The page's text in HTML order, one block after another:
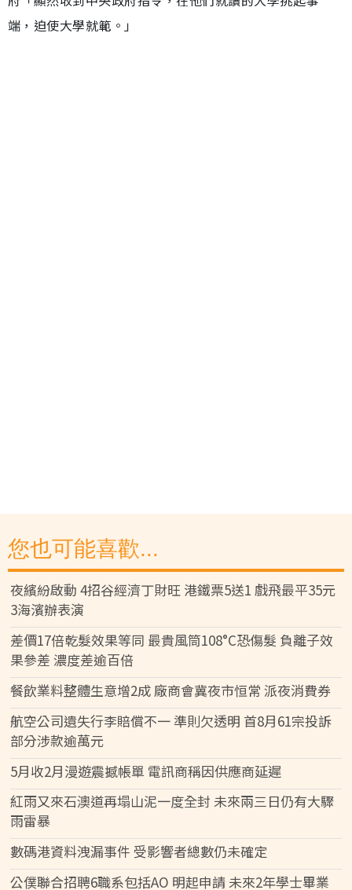
端，迫使大學就範。」
您也可能喜歡...
夜繽紛啟動 4招谷經濟丁財旺 港鐵票5送1 戲飛最平35元
3海濱辦表演
差價17倍乾髮效果等同 最貴風筒108°C恐傷髮 負離子效
果參差 濃度差逾百倍
餐飲業料整體生意增2成 廠商會冀夜市恒常 派夜消費券
航空公司遺失行李賠償不一 準則欠透明 首8月61宗投訴
部分涉款逾萬元
5月收2月漫遊震撼帳單 電訊商稱因供應商延遲
紅雨又來石澳道再塌山泥一度全封 未來兩三日仍有大驟
雨雷暴
數碼港資料洩漏事件 受影響者總數仍未確定
公僕聯合招聘6職系包括AO 明起申請 未來2年學士畢業